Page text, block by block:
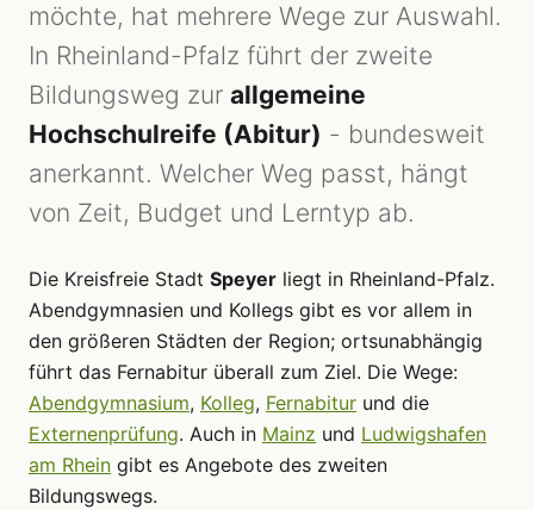
möchte, hat mehrere Wege zur Auswahl.
In Rheinland-Pfalz führt der zweite
Bildungsweg zur allgemeine
Hochschulreife (Abitur) - bundesweit
anerkannt. Welcher Weg passt, hängt
von Zeit, Budget und Lerntyp ab.
Die Kreisfreie Stadt Speyer liegt in Rheinland-Pfalz.
Abendgymnasien und Kollegs gibt es vor allem in
den größeren Städten der Region; ortsunabhängig
führt das Fernabitur überall zum Ziel. Die Wege:
Abendgymnasium, Kolleg, Fernabitur und die
Externenprüfung. Auch in Mainz und Ludwigshafen
am Rhein gibt es Angebote des zweiten
Bildungswegs.